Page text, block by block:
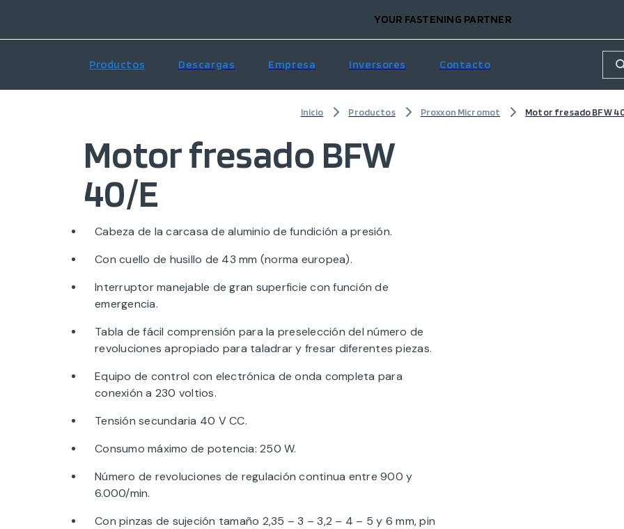
YOUR FASTENING PARTNER
Productos Descargas Empresa Inversores Contacto
Inicio Productos Proxxon Micromot Motor fresado BFW
Motor fresado BFW
40/E
Cabeza de la carcasa de aluminio de fundición a presión.
Con cuello de husillo de 43 mm (norma europea).
Interruptor manejable de gran superficie con función de
emergencia.
Tabla de fácil comprensión para la preselección del número de
revoluciones apropiado para taladrar y fresar diferentes piezas.
Equipo de control con electrónica de onda completa para
conexión a 230 voltios.
Tensión secundaria 40 V CC.
Consumo máximo de potencia: 250 W.
Número de revoluciones de regulación continua entre 900 y
6.000/min.
Con pinzas de sujeción tamaño 2,35 – 3 – 3,2 – 4 – 5 y 6 mm, pin